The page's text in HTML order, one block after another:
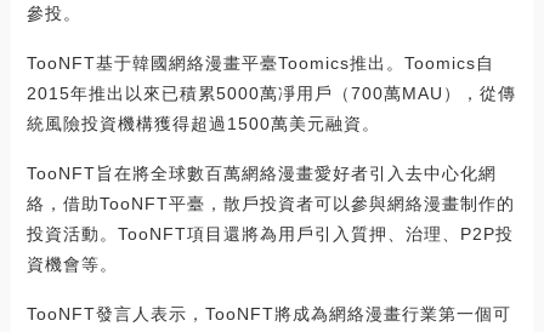
參投。
TooNFT基于韓國網絡漫畫平臺Toomics推出。Toomics自
2015年推出以來已積累5000萬凈用戶（700萬MAU），從傳
統風險投資機構獲得超過1500萬美元融資。
TooNFT旨在將全球數百萬網絡漫畫愛好者引入去中心化網
絡，借助TooNFT平臺，散戶投資者可以參與網絡漫畫制作的
投資活動。TooNFT項目還將為用戶引入質押、治理、P2P投
資機會等。
TooNFT發言人表示，TooNFT將成為網絡漫畫行業第一個可